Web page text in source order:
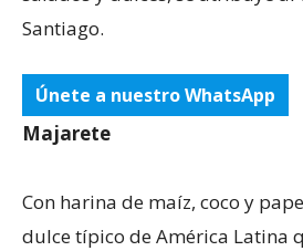
Santiago.
Únete a nuestro WhatsApp
Majarete
Con harina de maíz, coco y
dulce típico de América Latina